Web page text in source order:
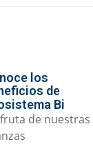
los
de
Bi
de nuestras